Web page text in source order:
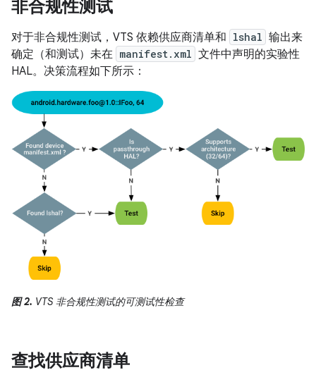
非合规性测试
对于非合规性测试，VTS 依赖供应商清单和 lshal 输出来
确定（和测试）未在 manifest.xml 文件中声明的实验性
HAL。决策流程如下所示：
图 2. VTS 非合规性测试的可测试性检查
查找供应商清单